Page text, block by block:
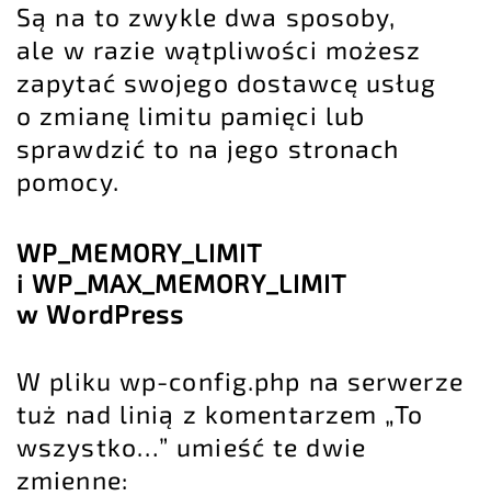
Są na to zwykle dwa sposoby,
ale w razie wątpliwości możesz
zapytać swojego dostawcę usług
o zmianę limitu pamięci lub
sprawdzić to na jego stronach
pomocy.
WP_MEMORY_LIMIT
i WP_MAX_MEMORY_LIMIT
w WordPress
W pliku wp-config.php na serwerze
tuż nad linią z komentarzem „To
wszystko…” umieść te dwie
zmienne: